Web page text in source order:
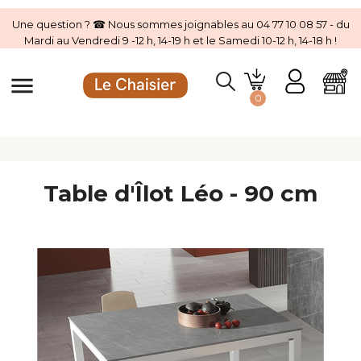
Une question ? ☎ Nous sommes joignables au 04 77 10 08 57 - du
Mardi au Vendredi 9 -12 h, 14-19 h et le Samedi 10-12 h, 14-18 h !
menu 0
Table d'Îlot Léo - 90 cm